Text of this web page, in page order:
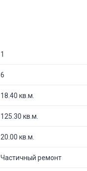
1
6
18.40 кв.м.
125.30 кв.м.
20.00 кв.м.
Частичный ремонт